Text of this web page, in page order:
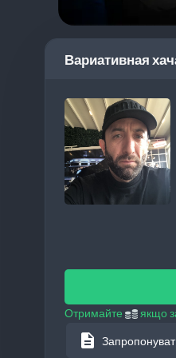
Вариативная
Отримайте
якщо
description